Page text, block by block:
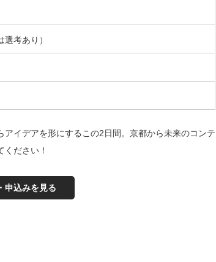
考あり）
イデアを形にするこの2日間。京都から未来のコンテ
ださい！
申込みを見る